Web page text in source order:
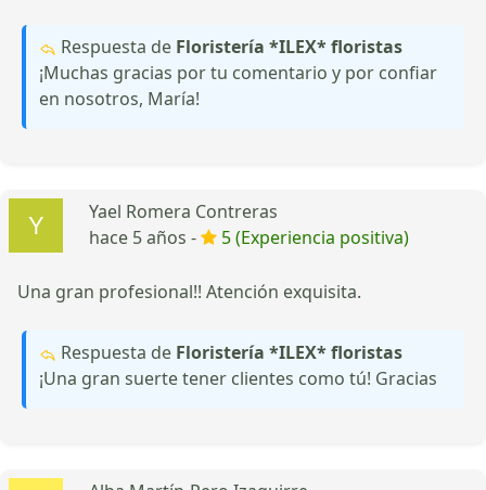
Respuesta de Floristería *ILEX* floristas
¡Muchas gracias por tu comentario y por confiar
en nosotros, María!
Yael Romera Contreras
hace 5 años -
5 (Experiencia positiva)
Una gran profesional!! Atención exquisita.
Respuesta de Floristería *ILEX* floristas
¡Una gran suerte tener clientes como tú! Gracias